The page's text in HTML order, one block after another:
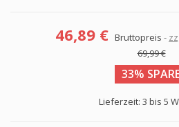
46,89 € Bruttopreis
69,99 €
33%
Lieferzeit: 3 bis 5